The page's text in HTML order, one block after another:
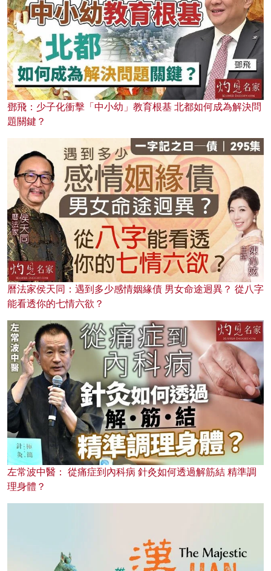
鄧飛：少子化衝擊「中小幼」教育根基 北都如何成為解決問
題關鍵？
曆法家侯天同：遇到多少感情姻緣債 男女命途迥異？ 從八字
能看透你的七情六欲？
左常波中醫： 從痛症到內科病 針灸如何透過解筋結 精準調
理身體？